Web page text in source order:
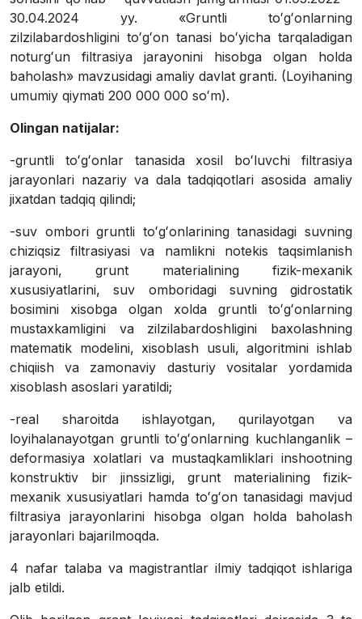
30.04.2024 yy. «Gruntli toʻgʻonlarning
zilzilabardoshligini toʻgʻon tanasi boʻyicha tarqaladigan
noturgʻun filtrasiya jarayonini hisobga olgan holda
baholash» mavzusidagi amaliy davlat granti. (Loyihaning
umumiy qiymati 200 000 000 soʻm).
Olingan natijalar:
-gruntli toʻgʻonlar tanasida xosil boʻluvchi filtrasiya
jarayonlari nazariy va dala tadqiqotlari asosida amaliy
jixatdan tadqiq qilindi;
-suv ombori gruntli toʻgʻonlarining tanasidagi suvning
chiziqsiz filtrasiyasi va namlikni notekis taqsimlanish
jarayoni, grunt materialining fizik-mexanik
xususiyatlarini, suv omboridagi suvning gidrostatik
bosimini xisobga olgan xolda gruntli toʻgʻonlarning
mustaxkamligini va zilzilabardoshligini baxolashning
matematik modelini, xisoblash usuli, algoritmini ishlab
chiqiish va zamonaviy dasturiy vositalar yordamida
xisoblash asoslari yaratildi;
-real sharoitda ishlayotgan, qurilayotgan va
loyihalanayotgan gruntli toʻgʻonlarning kuchlanganlik –
deformasiya xolatlari va mustaqkamliklari inshootning
konstruktiv bir jinssizligi, grunt materialining fizik-
mexanik xususiyatlari hamda toʻgʻon tanasidagi mavjud
filtrasiya jarayonlarini hisobga olgan holda baholash
jarayonlari bajarilmoqda.
4 nafar talaba va magistrantlar ilmiy tadqiqot ishlariga
jalb etildi.